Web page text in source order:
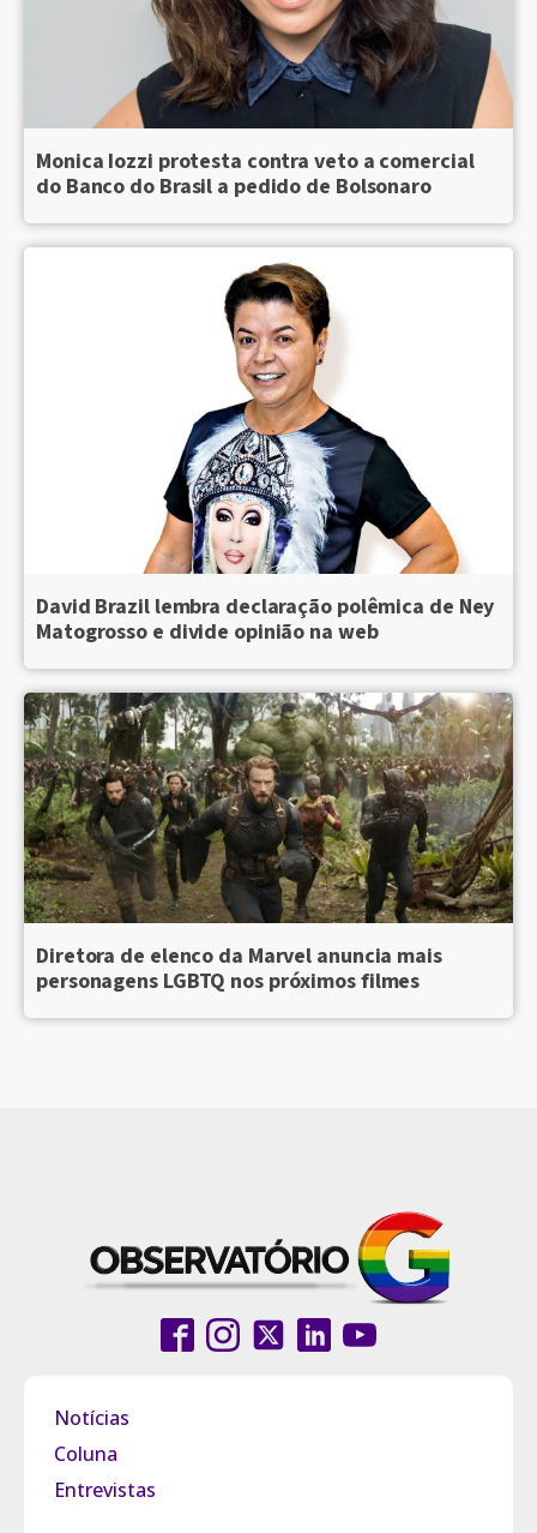
Monica Iozzi protesta contra veto a comercial
do Banco do Brasil a pedido de Bolsonaro
David Brazil lembra declaração polêmica de Ney
Matogrosso e divide opinião na web
Diretora de elenco da Marvel anuncia mais
personagens LGBTQ nos próximos filmes
Notícias
Coluna
Entrevistas